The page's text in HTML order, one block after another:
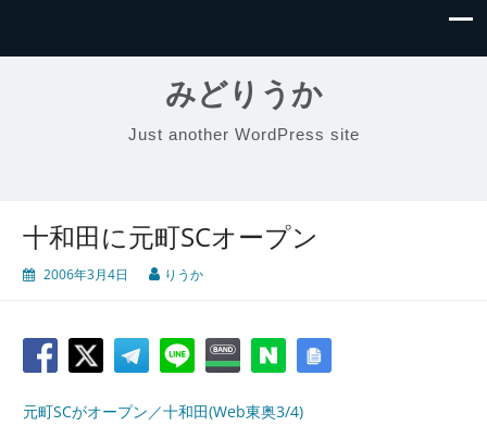
みどりうか
Just another WordPress site
十和田に元町SCオープン
2006年3月4日 りうか
元町SCがオープン／十和田(Web東奥3/4)